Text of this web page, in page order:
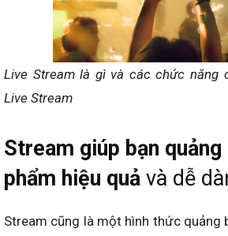
Live Stream là gì và các chức năng
Live Stream
Stream giúp bạn quảng
phẩm hiệu quả và dễ
Stream cũng là một hình thức quảng